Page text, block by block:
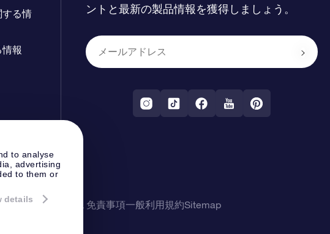
to analyse
advertising
to them or
details
する情
報
ントと最新の製品情報を獲得しましょう。
バシーポリシー & 免責事項一般利用規約Sitemap